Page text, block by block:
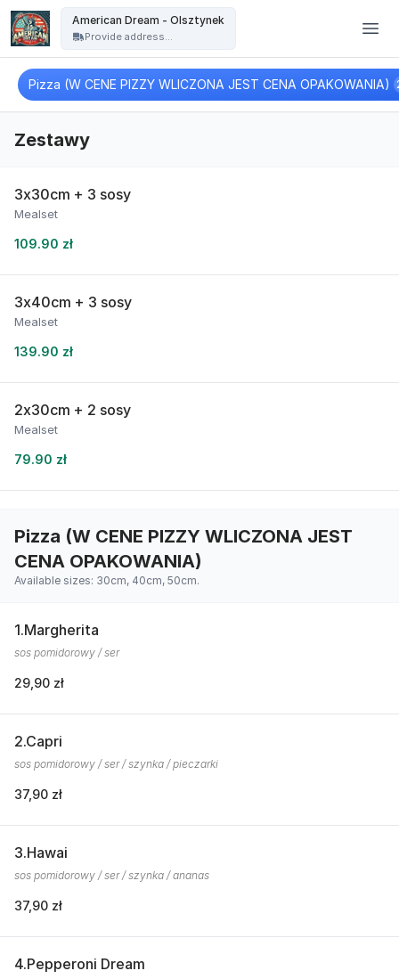
American Dream - Olsztynek
Provide address...
Pizza (W CENE PIZZY WLICZONA JEST CENA OPAKOWANIA)
Zestawy
3x30cm + 3 sosy
Mealset
109.90 zł
3x40cm + 3 sosy
Mealset
139.90 zł
2x30cm + 2 sosy
Mealset
79.90 zł
Pizza (W CENE PIZZY WLICZONA JEST
CENA OPAKOWANIA)
Available sizes: 30cm, 40cm, 50cm.
1.Margherita
sos pomidorowy / ser
29,90 zł
2.Capri
sos pomidorowy / ser / szynka / pieczarki
37,90 zł
3.Hawai
sos pomidorowy / ser / szynka / ananas
37,90 zł
4.Pepperoni Dream